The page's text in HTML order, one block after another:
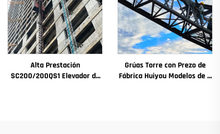
Alta Prestación
SC200/200QS1 Elevador de
Grúas Torre con Prezo de
Fábrica Huiyou Modelos de 4